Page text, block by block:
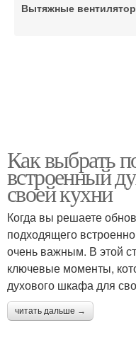
Вытяжные
Как выбрать
встроенный
своей кухни
Когда вы решаете
подходящего
очень важным. В этой
ключевые моменты,
духового шкафа для
читать дальше →